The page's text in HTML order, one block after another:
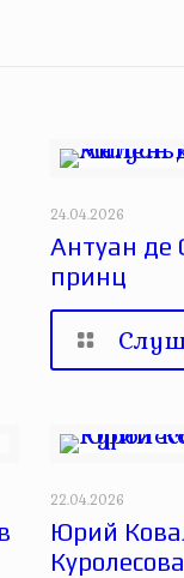
24.04.2026
Антуан де
принц
22.04.2026
Юрий
Куролесова